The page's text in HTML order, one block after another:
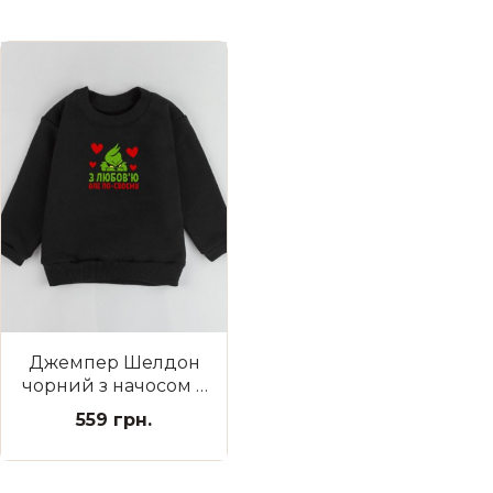
Джемпер Шелдон
чорний з начосом З
любов’ю, але по-
своєму
559 грн.